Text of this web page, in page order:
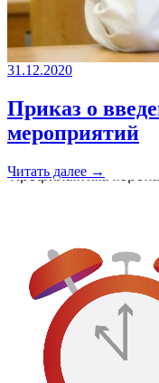
31.12.2020
Приказ о
мероприятий
Читать далее →